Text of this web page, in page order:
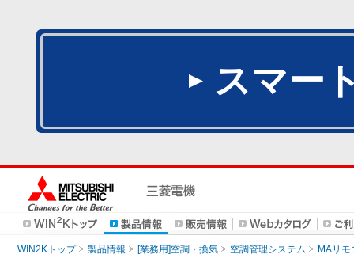
スマー
WIN2Kトップ 製品情報 [業務用]空調・換気 空調管理システム MAリモ